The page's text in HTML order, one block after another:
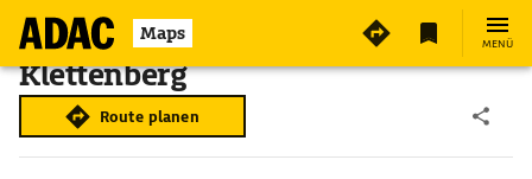
Maps MENÜ
Klettenberg
Route planen